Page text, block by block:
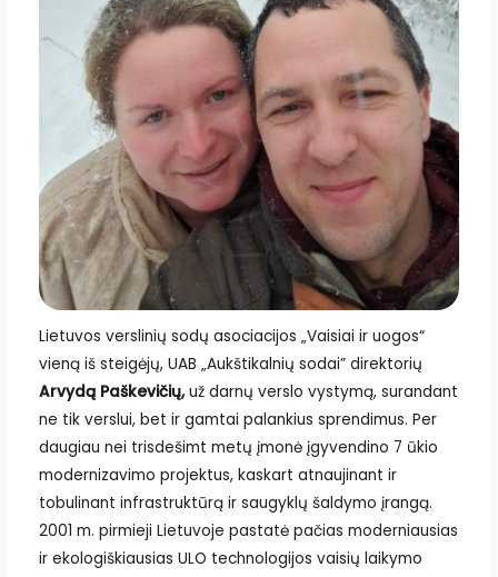
Lietuvos verslinių sodų asociacijos „Vaisiai ir uogos“
vieną iš steigėjų, UAB „Aukštikalnių sodai” direktorių
Arvydą Paškevičių,už darnų verslo vystymą, surandant
ne tik verslui, bet ir gamtai palankius sprendimus. Per
daugiau nei trisdešimt metų įmonė įgyvendino 7 ūkio
modernizavimo projektus, kaskart atnaujinant ir
tobulinant infrastruktūrą ir saugyklų šaldymo įrangą.
2001 m. pirmieji Lietuvoje pastatė pačias moderniausias
ir ekologiškiausias ULO technologijos vaisių laikymo